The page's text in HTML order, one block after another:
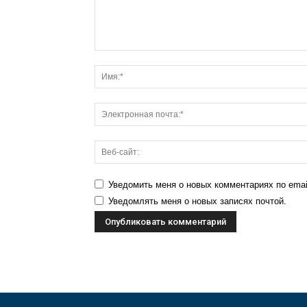
Уведомить меня о новых комментариях по
Уведомлять меня о новых записях почтой.